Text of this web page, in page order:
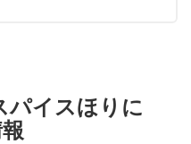
パイスほりに